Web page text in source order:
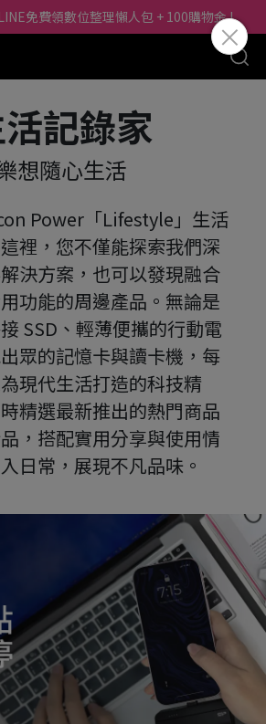
免費領數位整理懶人包 + 100購物金 !
記錄家
想隨心生活
Power「Lifestyle」生活
裡，您不僅能探索我們深
決方案，也可以發現融合
功能的周邊產品。無論是
SSD、輕薄便攜的行動電
眾的記憶卡與讀卡機，每
現代生活打造的科技精
精選最新推出的熱門商品
，搭配實用分享與使用情
日常，展現不凡品味。